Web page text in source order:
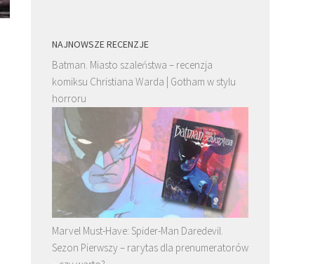
NAJNOWSZE RECENZJE
Batman. Miasto szaleństwa – recenzja
komiksu Christiana Warda | Gotham w stylu
horroru
Marvel Must-Have: Spider-Man Daredevil.
Sezon Pierwszy – rarytas dla prenumeratorów